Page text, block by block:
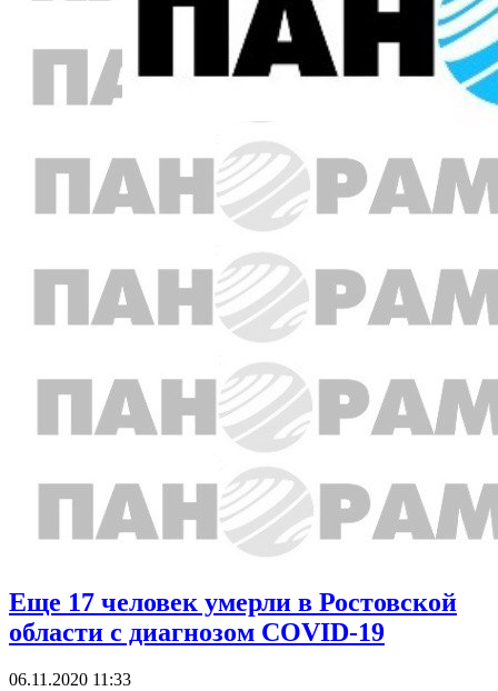
Еще 17 человек умерли в Ростовской
области с диагнозом COVID-19
06.11.2020 11:33